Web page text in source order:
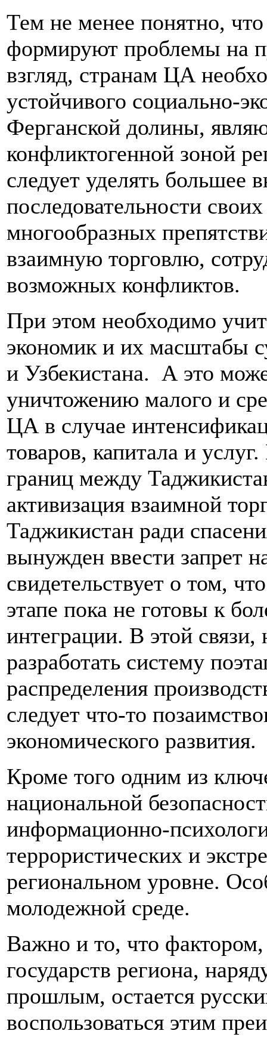
Тем не менее понятно,
формируют проблемы на
взгляд, странам ЦА
устойчивого социально-
Ферганской долины,
конфликтогенной зоной
следует уделять большее
последовательности
многообразных
взаимную торговлю,
возможных конфликтов.
При этом необходимо
экономик и их масштабы
и Узбекистана. А это
уничтожению малого и
ЦА в случае
товаров, капитала и
границ между
активизация взаимной
Таджикистан ради
вынужден ввести запрет
свидетельствует о том,
этапе пока не готовы к
интеграции. В этой
разработать систему
распределения
следует что-то
экономического развития.
Кроме того одним из
национальной
информационно-
террористических и
региональном уровне.
молодежной среде.
Важно и то, что
государств региона,
прошлым, остается
воспользоваться этим